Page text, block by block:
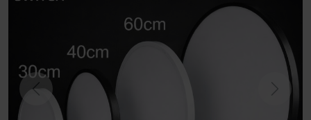
Previous Next